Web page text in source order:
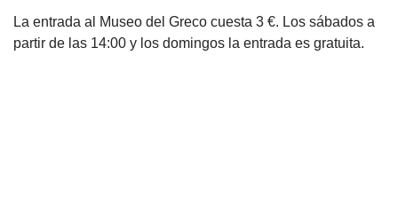
La entrada al Museo del Greco cuesta 3 €. Los sábados a
partir de las 14:00 y los domingos la entrada es gratuita.